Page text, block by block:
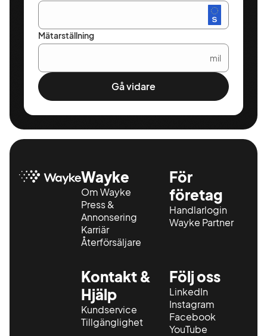
Mätarställning
mil
Gå vidare
Wayke
Om Wayke
Press &
Annonsering
Karriär
Återförsäljare
För
företag
Handlarlogin
Wayke Partner
Kontakt &
Hjälp
Kundservice
Tillgänglighet
Följ oss
LinkedIn
Instagram
Facebook
YouTube